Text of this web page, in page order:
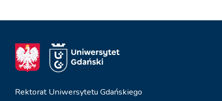
Rektorat Uniwersytetu Gdańskiego